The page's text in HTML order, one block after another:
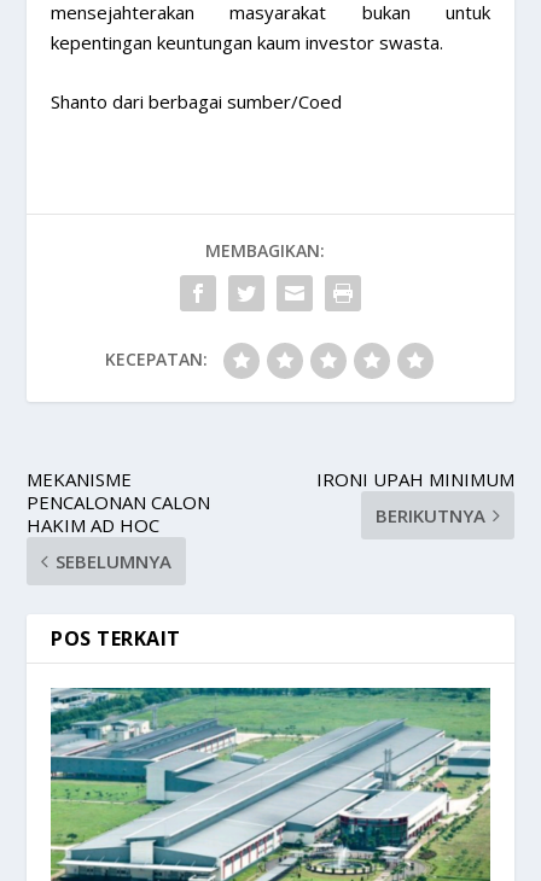
mensejahterakan masyarakat bukan untuk
kepentingan keuntungan kaum investor swasta.
Shanto dari berbagai sumber/Coed
MEMBAGIKAN:
KECEPATAN:
MEKANISME
PENCALONAN CALON
HAKIM AD HOC
SEBELUMNYA
IRONI UPAH MINIMUM
BERIKUTNYA
POS TERKAIT